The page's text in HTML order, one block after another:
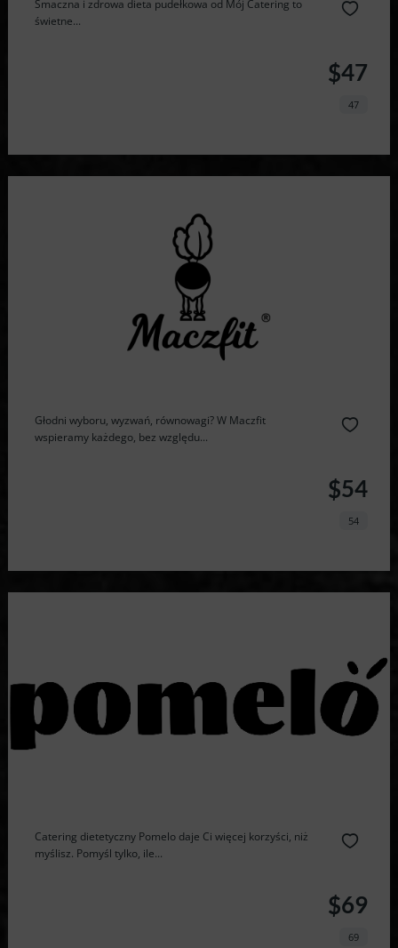
Smaczna i zdrowa dieta pudełkowa od Mój Catering to
świetne...
$47
47
Głodni wyboru, wyzwań, równowagi? W Maczfit
wspieramy każdego, bez względu...
$54
54
Catering dietetyczny Pomelo daje Ci więcej korzyści, niż
myślisz. Pomyśl tylko, ile...
$69
69